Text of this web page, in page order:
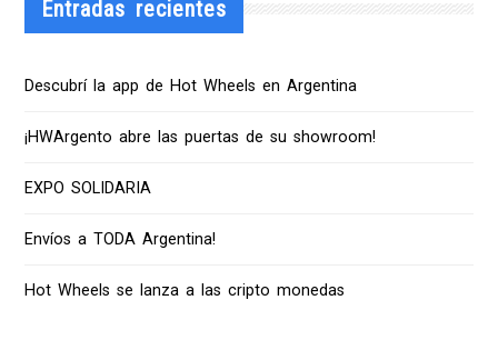
Entradas recientes
Descubrí la app de Hot Wheels en Argentina
¡HWArgento abre las puertas de su showroom!
EXPO SOLIDARIA
Envíos a TODA Argentina!
Hot Wheels se lanza a las cripto monedas